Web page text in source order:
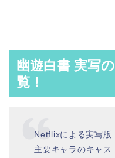
幽遊白書 実写
覧！
Netflixによる実写
主要キャラのキャス